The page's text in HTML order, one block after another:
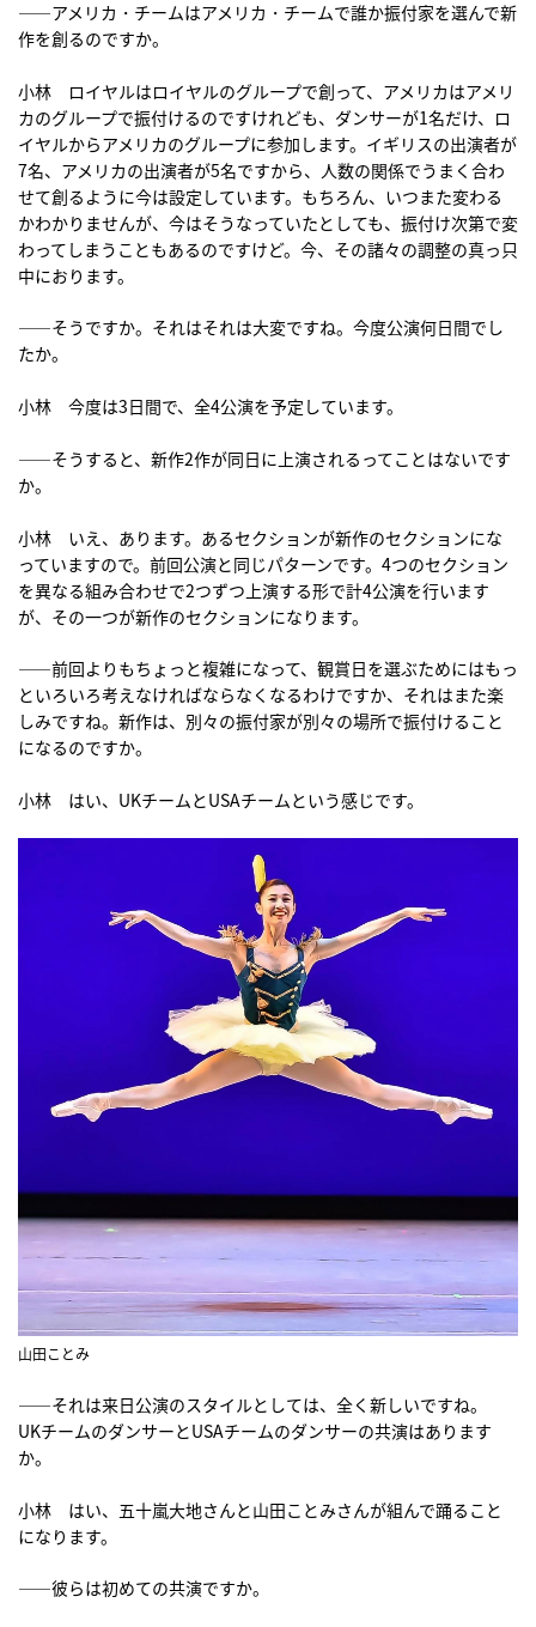
――アメリカ・チームはアメリカ・チームで誰か振付家を選んで新
作を創るのですか。
小林 ロイヤルはロイヤルのグループで創って、アメリカはアメリ
カのグループで振付けるのですけれども、ダンサーが1名だけ、ロ
イヤルからアメリカのグループに参加します。イギリスの出演者が
7名、アメリカの出演者が5名ですから、人数の関係でうまく合わ
せて創るように今は設定しています。もちろん、いつまた変わる
かわかりませんが、今はそうなっていたとしても、振付け次第で変
わってしまうこともあるのですけど。今、その諸々の調整の真っ只
中におります。
――そうですか。それはそれは大変ですね。今度公演何日間でし
たか。
小林 今度は3日間で、全4公演を予定しています。
――そうすると、新作2作が同日に上演されるってことはないです
か。
小林 いえ、あります。あるセクションが新作のセクションにな
っていますので。前回公演と同じパターンです。4つのセクション
を異なる組み合わせで2つずつ上演する形で計4公演を行います
が、その一つが新作のセクションになります。
――前回よりもちょっと複雑になって、観賞日を選ぶためにはもっ
といろいろ考えなければならなくなるわけですか、それはまた楽
しみですね。新作は、別々の振付家が別々の場所で振付けること
になるのですか。
小林 はい、UKチームとUSAチームという感じです。
山田ことみ
――それは来日公演のスタイルとしては、全く新しいですね。
UKチームのダンサーとUSAチームのダンサーの共演はあります
か。
小林 はい、五十嵐大地さんと山田ことみさんが組んで踊ること
になります。
――彼らは初めての共演ですか。